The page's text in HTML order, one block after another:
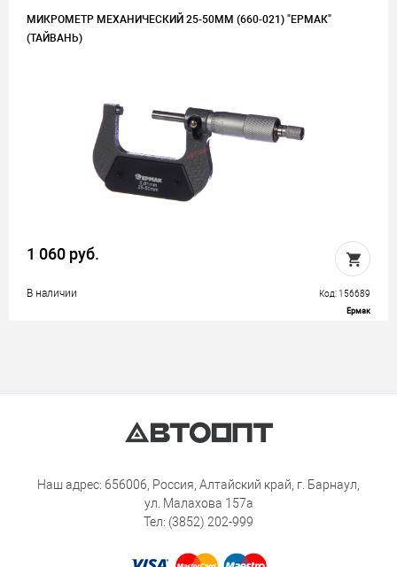
МИКРОМЕТР МЕХАНИЧЕСКИЙ 25-50ММ (660-021) "ЕРМАК"
(ТАЙВАНЬ)
1 060 руб.
В наличии Код: 156689
Ермак
Наш адрес: 656006, Россия, Алтайский край, г. Барнаул,
ул. Малахова 157а
Тел: (3852) 202-999